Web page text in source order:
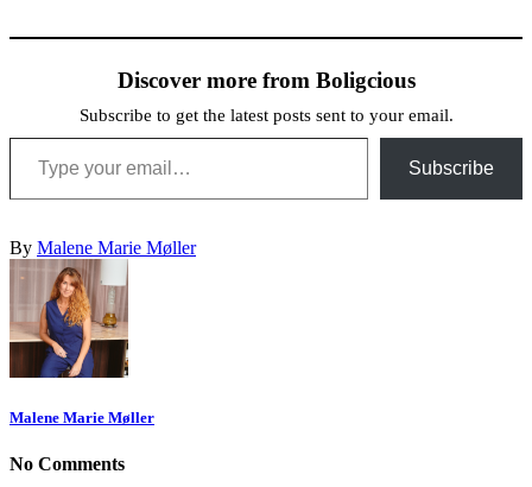
Discover more from Boligcious
Subscribe to get the latest posts sent to your email.
Type your email…
Subscribe
By Malene Marie Møller
Malene Marie Møller
No Comments